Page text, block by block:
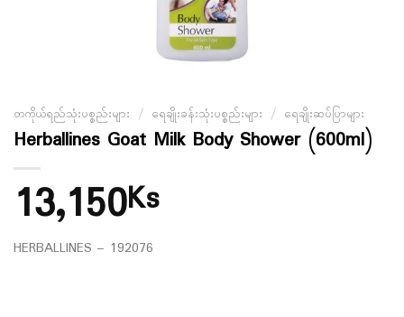
တကိုယ်ရည်သုံးပစ္စည်းများ / ရေချိုးခန်းသုံးပစ္စည်းများ / ရေချိုးဆပ်ပြာများ
Herballines Goat Milk Body Shower (600ml)
13,150Ks
HERBALLINES – 192076